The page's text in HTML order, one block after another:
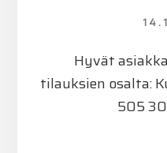
Hyvät
tilauksien osalta:
505